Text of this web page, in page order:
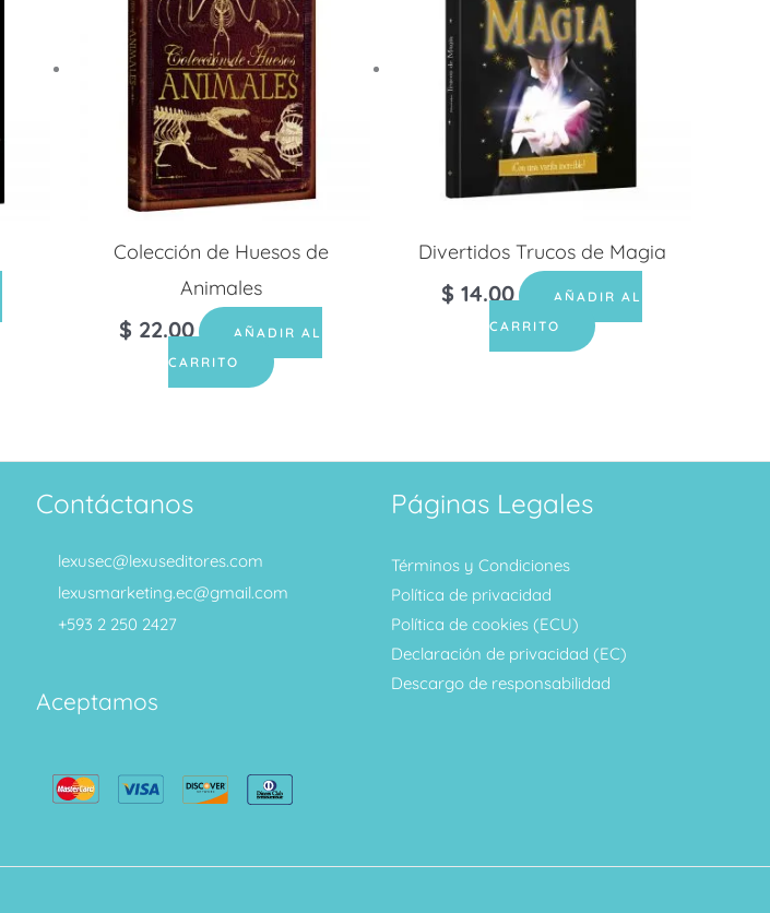
Colección de Huesos de
Animales
$ 22.00
AÑADIR AL
CARRITO
Divertidos Trucos de Magia
$ 14.00
AÑADIR AL
CARRITO
Contáctanos
lexusec@lexuseditores.com
lexusmarketing.ec@gmail.com
+593 2 250 2427
Aceptamos
Páginas Legales
Términos y Condiciones
Política de privacidad
Política de cookies (ECU)
Declaración de privacidad (EC)
Descargo de responsabilidad